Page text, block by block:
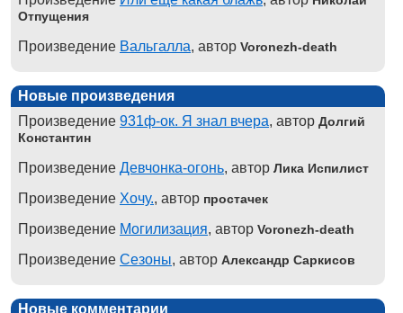
Отпущения
Произведение Вальгалла, автор Voronezh-death
Новые произведения
Произведение 931ф-ок. Я знал вчера, автор Долгий
Константин
Произведение Девчонка-огонь, автор Лика Испилист
Произведение Хочу., автор простачек
Произведение Могилизация, автор Voronezh-death
Произведение Сезоны, автор Александр Саркисов
Новые комментарии